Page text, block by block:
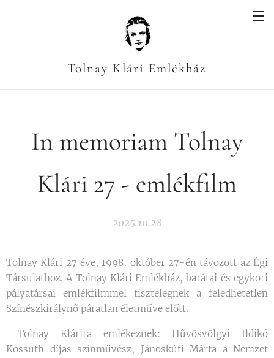
Tolnay Klári Emlékház
In memoriam Tolnay
Klári 27 - emlékfilm
2025.10.28
Tolnay Klári 27 éve, 1998. október 27-én távozott az Égi
Társulathoz. A Tolnay Klári Emlékház, barátai és egykori
pályatársai emlékfilmmel tisztelegnek a feledhetetlen
Színészkirálynő páratlan életműve előtt.
Tolnay Klárira emlékeznek: Hűvösvölgyi Ildikó
Kossuth-díjas színművész, Jánoskúti Márta a Nemzet